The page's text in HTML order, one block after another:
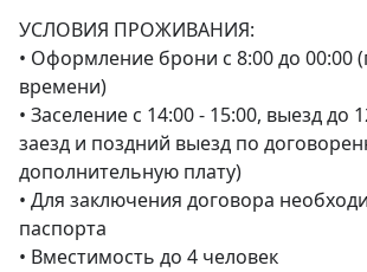
УСЛОВИЯ ПРОЖИВАНИЯ:
• Оформление брони с 8:00 до 00:00
времени)
• Заселение с 14:00 - 15:00, выезд до
заезд и поздний выезд по
дополнительную плату)
• Для заключения договора
паспорта
• Вместимость до 4 человек